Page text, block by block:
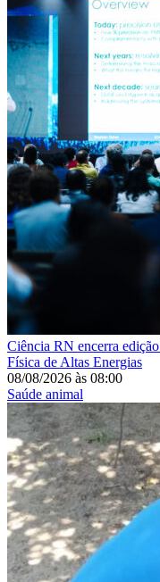
Ciência RN encerra
Física de Altas Energias
08/08/2026 às 08:00
Saúde animal